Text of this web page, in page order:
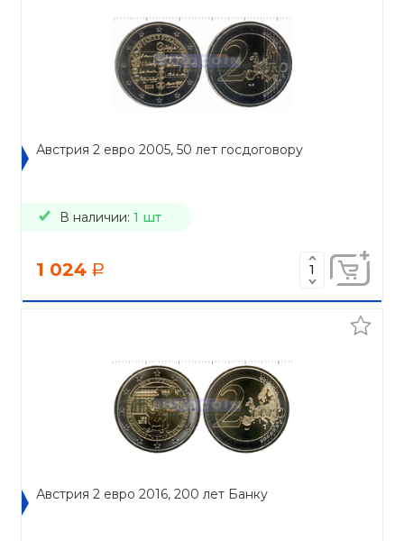
Австрия 2 евро 2005, 50 лет госдоговору
В наличии: 1 шт
1 024 a
Австрия 2 евро 2016, 200 лет Банку